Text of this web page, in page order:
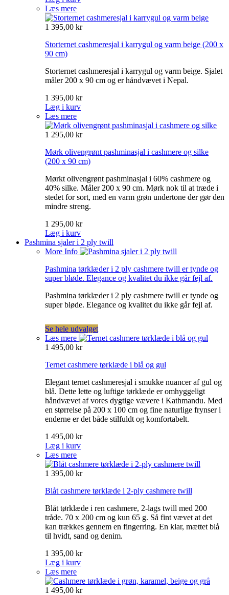
Læs mere
1 395,00 kr
Storternet cashmeresjal i karrygul og varm beige (200 x
90 cm)
Storternet cashmeresjal i karrygul og varm beige. Sjalet
måler 200 x 90 cm og er håndvævet i Nepal.
1 395,00 kr
Læg i kurv
Læs mere
1 295,00 kr
Mørk olivengrønt pashminasjal i cashmere og silke
(200 x 90 cm)
Mørkt olivengrønt pashminasjal i 60% cashmere og
40% silke. Måler 200 x 90 cm. Mørk nok til at træde i
stedet for sort, med en varm grøn undertone der gør den
mindre streng.
1 295,00 kr
Læg i kurv
Pashmina sjaler i 2 ply twill
More Info
Pashmina tørklæder i 2 ply cashmere twill er tynde og
super bløde. Elegance og kvalitet du ikke går fejl af.
Pashmina tørklæder i 2 ply cashmere twill er tynde og
super bløde. Elegance og kvalitet du ikke går fejl af.
Se hele udvalget
Læs mere
1 495,00 kr
Ternet cashmere tørklæde i blå og gul
Elegant ternet cashmeresjal i smukke nuancer af gul og
blå. Dette lette og luftige tørklæde er omhyggeligt
håndvævet af vores dygtige vævere i Kathmandu. Med
en størrelse på 200 x 100 cm og fine naturlige frynser i
enderne er det både stilfuldt og komfortabelt.
1 495,00 kr
Læg i kurv
Læs mere
1 395,00 kr
Blåt cashmere tørklæde i 2-ply cashmere twill
Blåt tørklæde i ren cashmere, 2-lags twill med 200
tråde. 70 x 200 cm og kun 65 g. Så fint vævet at det
kan trækkes gennem en fingerring. En klar, mættet blå
til hvidt, sand og denim.
1 395,00 kr
Læg i kurv
Læs mere
1 495,00 kr